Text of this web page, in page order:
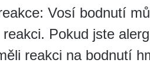
Vosí bodnutí
reakci. Pokud jste
reakci na bodnutí